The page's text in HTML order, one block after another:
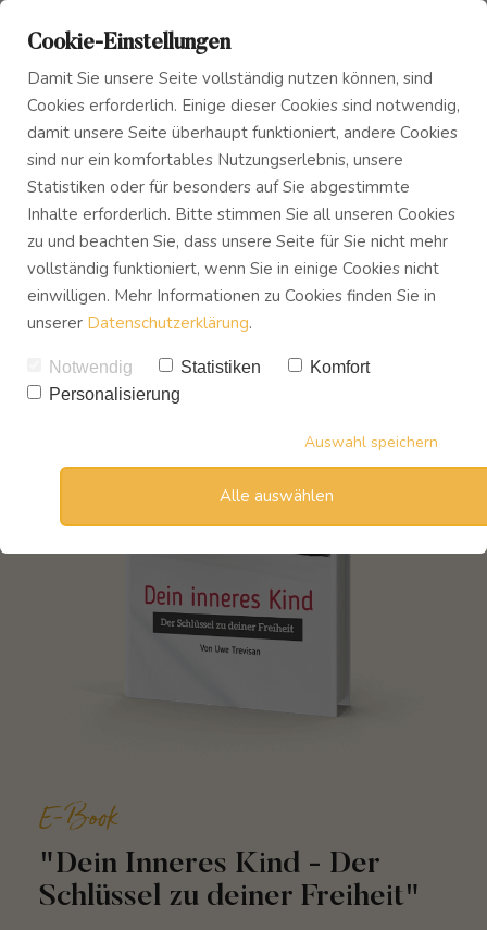
Das Innere Kind
Innerer Frieden
Blog
Podcast
Buch
Download
Aktuelle Downloads für
dich
E-Book
"Dein Inneres Kind - Der
Schlüssel zu deiner Freiheit"
Cookie-Einstellungen
Damit Sie unsere Seite vollständig nutzen können, sind
Cookies erforderlich. Einige dieser Cookies sind notwendig,
damit unsere Seite überhaupt funktioniert, andere Cookies
sind nur ein komfortables Nutzungserlebnis, unsere
Statistiken oder für besonders auf Sie abgestimmte
Inhalte erforderlich. Bitte stimmen Sie all unseren Cookies
zu und beachten Sie, dass unsere Seite für Sie nicht mehr
vollständig funktioniert, wenn Sie in einige Cookies nicht
einwilligen. Mehr Informationen zu Cookies finden Sie in
unserer Datenschutzerklärung.
Notwendig Statistiken
Komfort
Personalisierung
Auswahl speichern
Alle auswählen